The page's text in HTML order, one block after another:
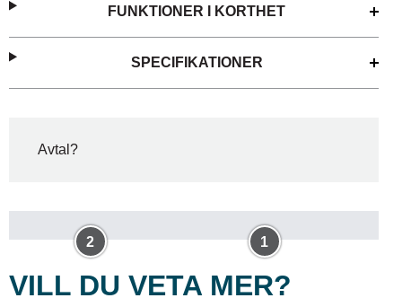
FUNKTIONER I KORTHET
SPECIFIKATIONER
Avtal?
1
2
VILL DU VETA MER?